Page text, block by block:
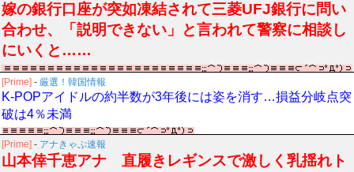
嫁の銀行口座が突如凍結されて三菱UFJ銀行に問い
合わせ、「説明できない」と言われて警察に相談し
にいくと……
[Prime] - 厳選！韓国情報
K-POPアイドルの約半数が3年後には姿を消す…損益分岐点突
破は4％未満
[Prime] - アナきゃぷ速報
山本倖千恵アナ 直履きレギンスで激しく乳揺れト